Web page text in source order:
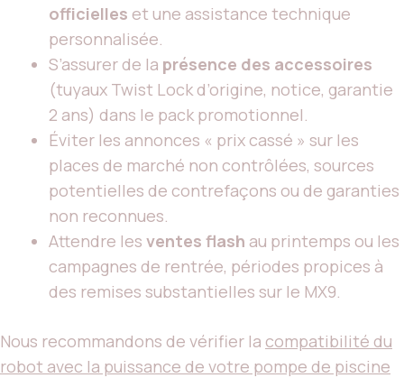
officielles et une assistance technique
personnalisée.
S’assurer de la présence des accessoires
(tuyaux Twist Lock d’origine, notice, garantie
2 ans) dans le pack promotionnel.
Éviter les annonces « prix cassé » sur les
places de marché non contrôlées, sources
potentielles de contrefaçons ou de garanties
non reconnues.
Attendre les ventes flash au printemps ou les
campagnes de rentrée, périodes propices à
des remises substantielles sur le MX9.
Nous recommandons de vérifier la compatibilité du
robot avec la puissance de votre pompe de piscine